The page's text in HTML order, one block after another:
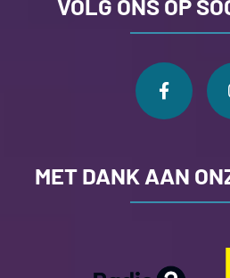
VOLG ONS OP
MET DANK AAN